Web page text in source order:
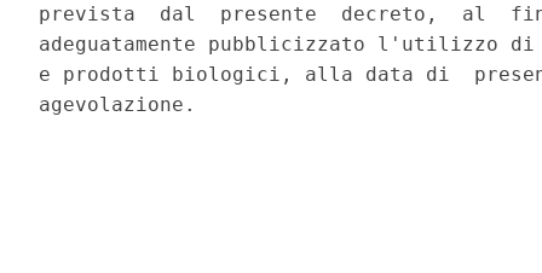
prevista  dal  presente  decreto,  al
adeguatamente pubblicizzato l'utilizzo di
e prodotti biologici, alla data di